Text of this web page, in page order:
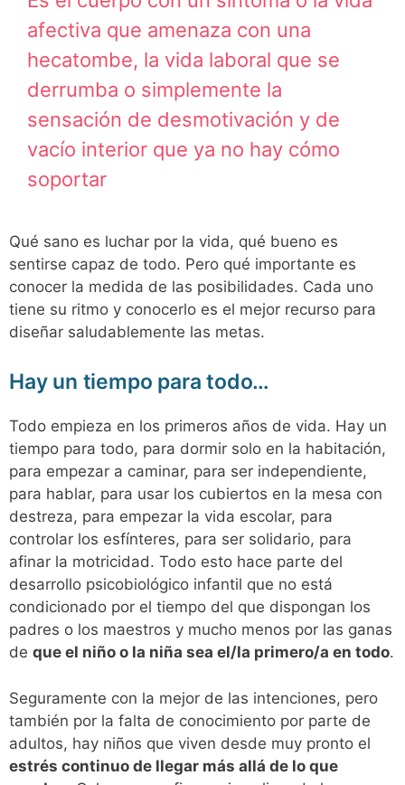
afectiva que amenaza con una
hecatombe, la vida laboral que se
derrumba o simplemente la
sensación de desmotivación y de
vacío interior que ya no hay cómo
soportar
Qué sano es luchar por la vida, qué bueno es
sentirse capaz de todo. Pero qué importante es
conocer la medida de las posibilidades. Cada uno
tiene su ritmo y conocerlo es el mejor recurso para
diseñar saludablemente las metas.
Hay un tiempo para todo…
Todo empieza en los primeros años de vida. Hay un
tiempo para todo, para dormir solo en la habitación,
para empezar a caminar, para ser independiente,
para hablar, para usar los cubiertos en la mesa con
destreza, para empezar la vida escolar, para
controlar los esfínteres, para ser solidario, para
afinar la motricidad. Todo esto hace parte del
desarrollo psicobiológico infantil que no está
condicionado por el tiempo del que dispongan los
padres o los maestros y mucho menos por las ganas
de que el niño o la niña sea el/la primero/a en todo.
Seguramente con la mejor de las intenciones, pero
también por la falta de conocimiento por parte de
adultos, hay niños que viven desde muy pronto el
estrés continuo de llegar más allá de lo que